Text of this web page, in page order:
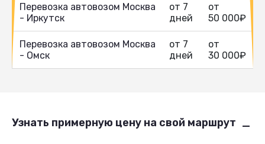
Перевозка автовозом Москва
- Иркутск
от 7
дней
от
50 000₽
Перевозка автовозом Москва
- Омск
от 7
дней
от
30 000₽
Узнать примерную цену на свой маршрут